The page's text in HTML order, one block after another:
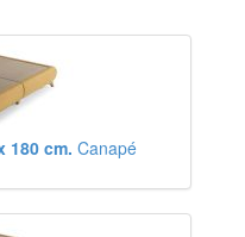
180 cm. Canapé